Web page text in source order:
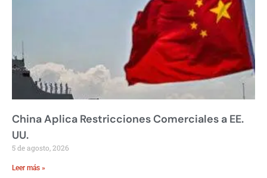
China Aplica Restricciones Comerciales a EE.
UU.
5 de agosto, 2026
Leer más »